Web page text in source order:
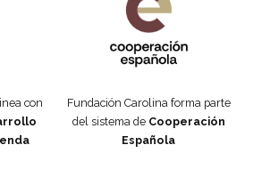
con
Fundación Carolina forma parte
del sistema de Cooperación
Española